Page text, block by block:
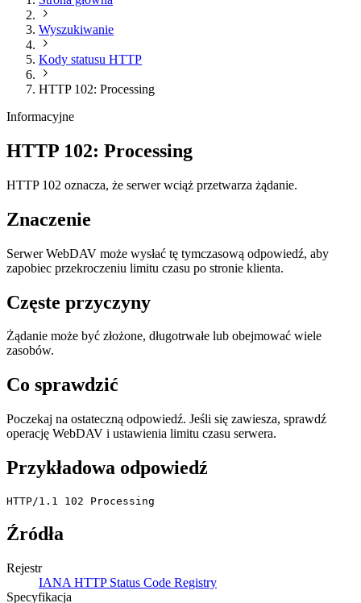
Wyszukiwanie
Kody statusu HTTP
HTTP 102: Processing
Informacyjne
HTTP 102: Processing
HTTP 102 oznacza, że serwer wciąż przetwarza żądanie.
Znaczenie
Serwer WebDAV może wysłać tę tymczasową odpowiedź, aby
zapobiec przekroczeniu limitu czasu po stronie klienta.
Częste przyczyny
Żądanie może być złożone, długotrwałe lub obejmować wiele
zasobów.
Co sprawdzić
Poczekaj na ostateczną odpowiedź. Jeśli się zawiesza, sprawdź
operację WebDAV i ustawienia limitu czasu serwera.
Przykładowa odpowiedź
HTTP/1.1 102 Processing
Źródła
Rejestr
IANA HTTP Status Code Registry
Specyfikacja